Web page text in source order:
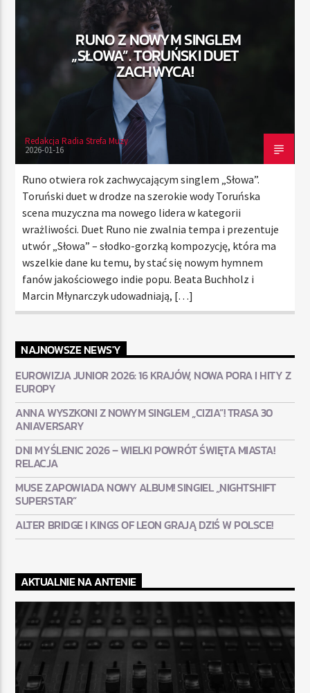
RADIO STREFA MUZY
24:00
RUNO Z NOWYM SINGLEM
„SŁOWA”. TORUŃSKI DUET
ZACHWYCA!
Redakcja Radia Strefa Muzy
2026-01-16
Runo otwiera rok zachwycającym singlem „Słowa”.
Toruński duet w drodze na szerokie wody Toruńska
scena muzyczna ma nowego lidera w kategorii
wrażliwości. Duet Runo nie zwalnia tempa i prezentuje
utwór „Słowa” – słodko-gorzką kompozycję, która ma
wszelkie dane ku temu, by stać się nowym hymnem
fanów jakościowego indie popu. Beata Buchholz i
Marcin Młynarczyk udowadniają, […]
NAJNOWSZE NEWS'Y
EUROWIZJA JUNIOR 2026: 16 KRAJÓW, NOWA PORA I HITY Z
EUROPY
ANNA WYSZKONI Z NOWYM SINGLEM „CIZIA”! TRASA 30
ANIAVERSARY
DNI MYŚLENIC 2026 – WIELKI POWRÓT ŚWIĘTA MIASTA!
RELACJA
MUSE ZAPOWIADA NOWY ALBUM! SINGIEL „NIGHTSHIFT
SUPERSTAR”
ALTER BRIDGE I KINGS OF LEON GRAJĄ DZIŚ W POLSCE!
AKTUALNIE NA ANTENIE